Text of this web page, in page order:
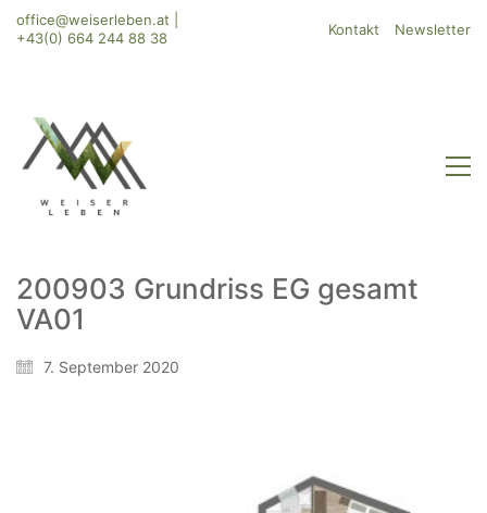
office@weiserleben.at
+43(0) 664 244 88 38
Kontakt Newsletter
200903 Grundriss EG gesamt
VA01
7. September 2020
WeiserLeben GmbH
Bergheimerstraße 45